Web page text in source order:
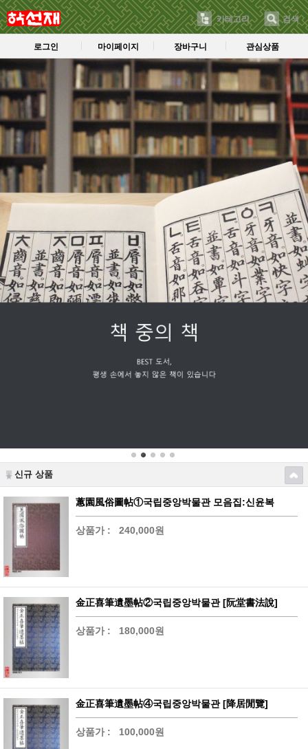
카테고리 검색
로그인 마이페이지 장바구니 관심상품
신규 상품
蕙園風俗圖帖①국립중앙박물관 모음집:신윤복
상품가 : 240,000원
金正喜筆遺墨帖②국립중앙박물관 [阮堂書法說]
상품가 : 180,000원
金正喜筆遺墨帖④국립중앙박물관 [降居閒覽]
상품가 : 100,000원